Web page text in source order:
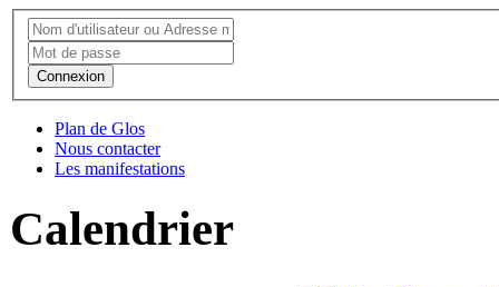
Connexion
Plan de Glos
Nous contacter
Les manifestations
Calendrier